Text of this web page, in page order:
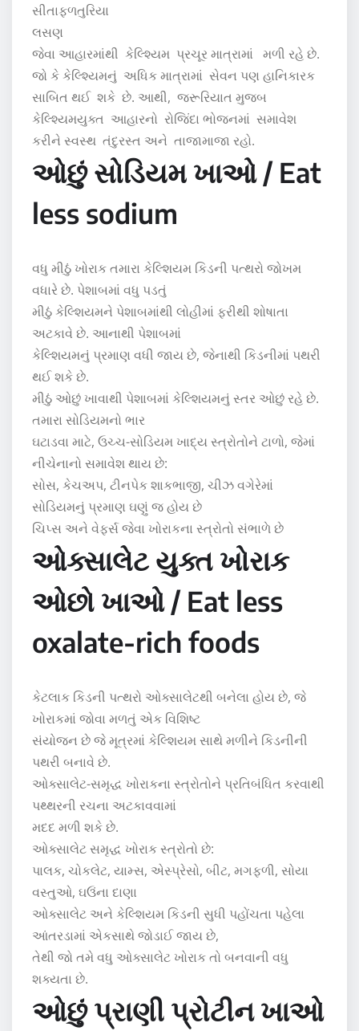
સીતાફળતુરિયા
લસણ
જેવા આહારમાંથી કેલ્શ્યિમ પ્રચૂર માત્રામાં મળી રહે છે.
જો કે કેલ્શ્યિમનું અધિક માત્રામાં સેવન પણ હાનિકારક
સાબિત થઈ શકે છે. આથી, જરૂરિયાત મુજબ
કેલ્શ્યિમયુક્ત આહારનો રોજિંદા ભોજનમાં સમાવેશ
કરીને સ્વસ્થ તંદુરસ્ત અને તાજામાજા રહો.
ઓછું સોડિયમ ખાઓ / Eat
less sodium
વધુ મીઠું ખોરાક તમારા કેલ્શિયમ કિડની પત્થરો જોખમ
વધારે છે. પેશાબમાં વધુ પડતું
મીઠું કેલ્શિયમને પેશાબમાંથી લોહીમાં ફરીથી શોષાતા
અટકાવે છે. આનાથી પેશાબમાં
કેલ્શિયમનું પ્રમાણ વધી જાય છે, જેનાથી કિડનીમાં પથરી
થઈ શકે છે.
મીઠું ઓછું ખાવાથી પેશાબમાં કેલ્શિયમનું સ્તર ઓછું રહે છે.
તમારા સોડિયમનો ભાર
ઘટાડવા માટે, ઉચ્ચ-સોડિયમ ખાદ્ય સ્ત્રોતોને ટાળો, જેમાં
નીચેનાનો સમાવેશ થાય છે:
સોસ, કેચઅપ, ટીનપેક શાકભાજી, ચીઝ વગેરેમાં
સોડિયમનું પ્રમાણ ઘણું જ હોય છે
ચિપ્સ અને વેફર્સ જેવા ખોરાકના સ્ત્રોતો સંભાળે છે
ઓક્સાલેટ યુક્ત ખોરાક
ઓછો ખાઓ / Eat less
oxalate-rich foods
કેટલાક કિડની પત્થરો ઓક્સાલેટથી બનેલા હોય છે, જે
ખોરાકમાં જોવા મળતું એક વિશિષ્ટ
સંયોજન છે જે મૂત્રમાં કેલ્શિયમ સાથે મળીને કિડનીની
પથરી બનાવે છે.
ઓક્સાલેટ-સમૃદ્ધ ખોરાકના સ્ત્રોતોને પ્રતિબંધિત કરવાથી
પથ્થરની રચના અટકાવવામાં
મદદ મળી શકે છે.
ઓક્સાલેટ સમૃદ્ધ ખોરાક સ્ત્રોતો છે:
પાલક, ચોકલેટ, યામ્સ, એસ્પ્રેસો, બીટ, મગફળી, સોયા
વસ્તુઓ, ઘઉંના દાણા
ઓક્સાલેટ અને કેલ્શિયમ કિડની સુધી પહોંચતા પહેલા
આંતરડામાં એકસાથે જોડાઈ જાય છે,
તેથી જો તમે વધુ ઓક્સાલેટ ખોરાક તો બનવાની વધુ
શક્યતા છે.
ઓછું પ્રાણી પ્રોટીન ખાઓ